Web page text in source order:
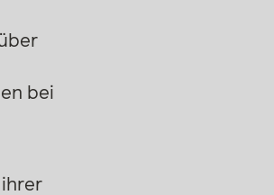
bei
ihrer